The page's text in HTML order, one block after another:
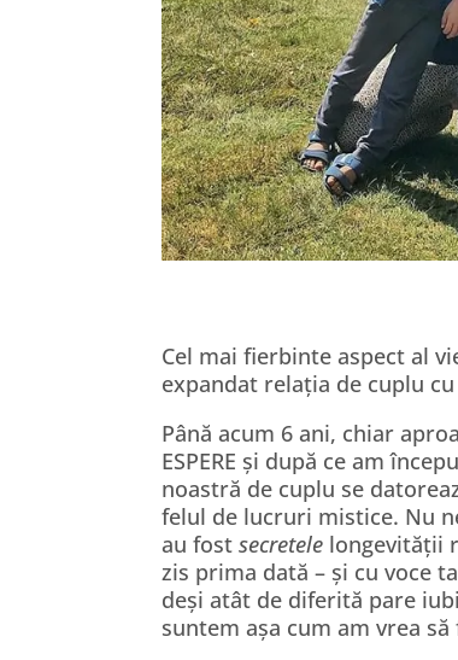
Cel mai fierbinte aspect al
expandat relația de cuplu
Până acum 6 ani, chiar
ESPERE și după ce am
noastră de cuplu se
felul de lucruri mistice. Nu
au fostsecretele longevității
zis prima dată – și cu voce
deși atât de diferită pare
suntem așa cum am vrea